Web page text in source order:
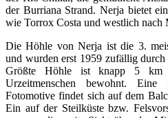
der Burriana Strand. Nerja bietet
wie Torrox Costa und westlich nach
Die Höhle von Nerja ist die 3.
und wurden erst 1959 zufällig
Größte Höhle ist knapp 5
Urzeitmenschen bewohnt.
Fotomotive findet sich auf dem
Ein auf der Steilküste bzw.